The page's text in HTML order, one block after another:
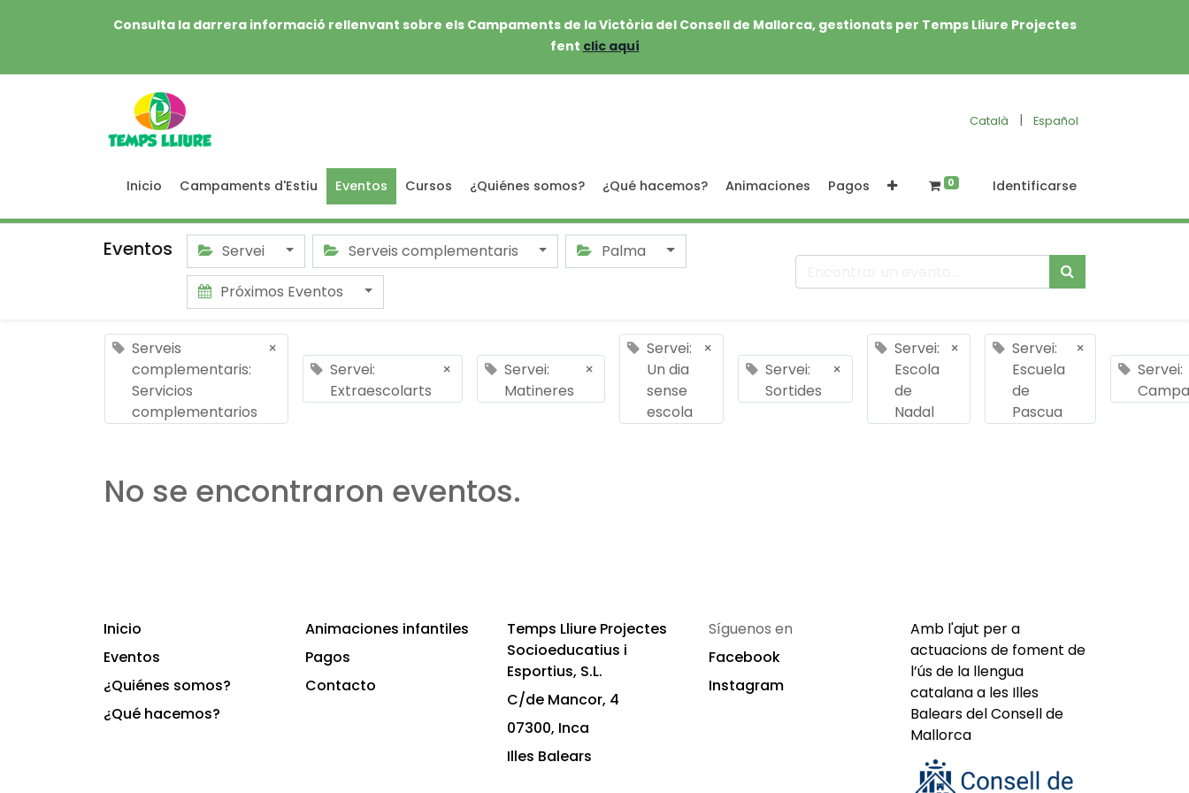
Consulta la darrera informació rellenvant sobre els Campaments de la Victòria del Consell de Mallorca, gestionats per Temps Lliure Projectes
fent clic aquí
Català | Español
Inicio Campaments d'Estiu Eventos Cursos ¿Quiénes somos? ¿Qué hacemos? Animaciones Pagos 0 Identificarse
Eventos Servei Serveis complementaris
Palma
Próximos Eventos
Serveis
complementaris:
Servicios
complementarios
×
Servei:
Extraescolarts
×
Servei:
Matineres
×
Servei:
Un dia
sense
escola
×
Servei:
Sortides
×
Servei:
Escola
de
Nadal
×
Servei:
Escuela
de
Pascua
×
Servei:
No se encontraron eventos.
Inicio
Eventos
¿Quiénes somos?
¿Qué hacemos?
Animaciones infantiles
Pagos
Contacto
Temps Lliure Projectes
Socioeducatius i
Esportius, S.L.
C/de Mancor, 4
07300, Inca
Illes Balears
Síguenos en
Facebook
Instagram
Amb l'ajut per a
actuacions de foment de
l’ús de la llengua
catalana a les Illes
Balears del Consell de
Mallorca